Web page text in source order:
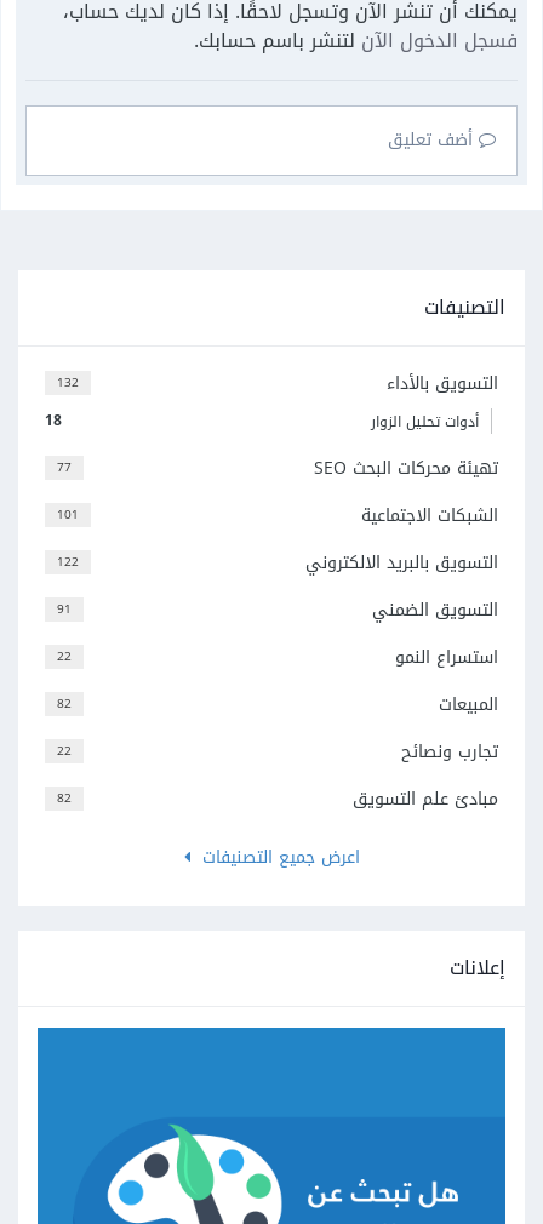
يمكنك أن تنشر الآن وتسجل لاحقًا. إذا كان لديك حساب،
فسجل الدخول الآن لتنشر باسم حسابك.
أضف تعليق
التصنيفات
132 التسويق بالأداء
18 أدوات تحليل الزوار
77 تهيئة محركات البحث SEO
101 الشبكات الاجتماعية
122 التسويق بالبريد الالكتروني
91 التسويق الضمني
22 استسراع النمو
82 المبيعات
22 تجارب ونصائح
82
مبادئ علم التسويق
اعرض جميع التصنيفات
إعلانات